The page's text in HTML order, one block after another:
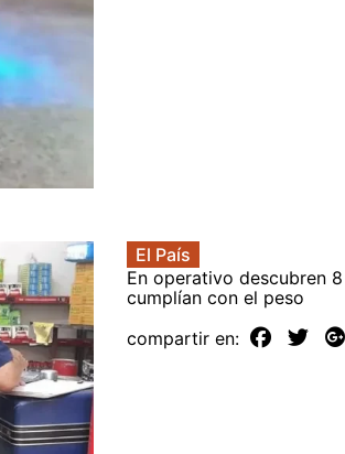
El País
En operativo descubren
cumplían con el peso
compartir en: